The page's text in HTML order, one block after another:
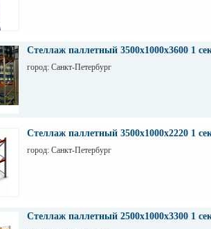
Стеллаж паллетный 3500х1000х3600 1
город: Санкт-Петербург
Стеллаж паллетный 3500х1000х2220 1
город: Санкт-Петербург
Стеллаж паллетный 2500х1000х3300 1